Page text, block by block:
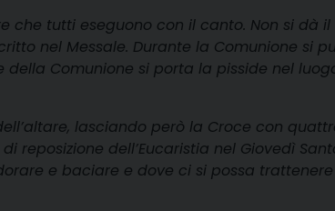
che tutti eseguono con il canto. Non si dà
nel Messale. Durante la Comunione si
Comunione si porta la pisside nel
lasciando però la Croce con
dell’Eucaristia nel Giovedì
e baciare e dove ci si possa